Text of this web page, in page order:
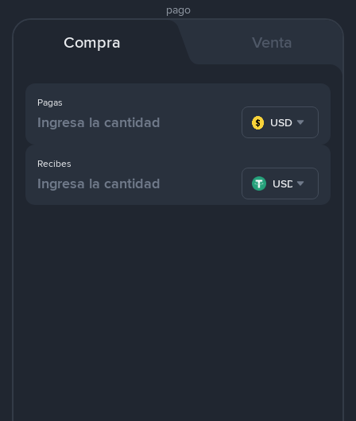
pago
Compra Venta
Pagas
USD
Recibes
USDT